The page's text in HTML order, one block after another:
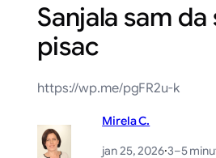
Sanjala sam da
pisac
https://wp.me/pgFR2u-k
Mirela C.
jan 25, 2026·3–5